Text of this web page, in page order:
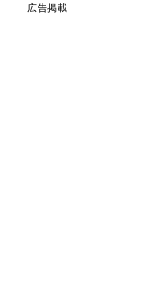
広告掲載